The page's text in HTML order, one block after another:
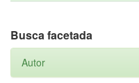
Busca facetada
Autor